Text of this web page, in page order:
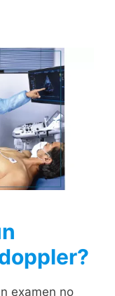
examen no